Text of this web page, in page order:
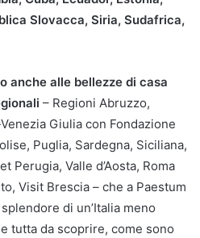
Slovacca, Siria, Sudafrica,
anche alle bellezze di casa
– Regioni Abruzzo,
Giulia con Fondazione
Puglia, Sardegna, Siciliana,
Perugia, Valle d’Aosta, Roma
Visit Brescia – che a Paestum
di un’Italia meno
tutta da scoprire, come sono